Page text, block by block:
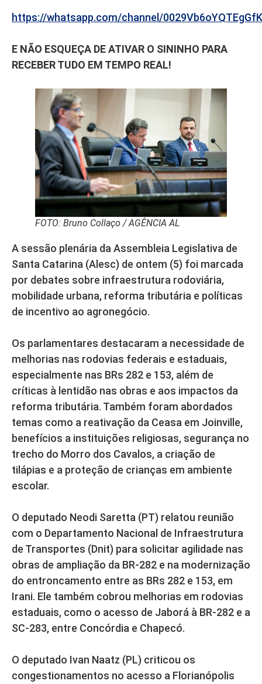
https://whatsapp.com/channel/
E NÃO ESQUEÇA DE ATIVAR O SININHO PARA
RECEBER TUDO EM TEMPO REAL!
FOTO: Bruno Collaço / AGÊNCIA AL
A sessão plenária da Assembleia Legislativa de
Santa Catarina (Alesc) de ontem (5) foi marcada
por debates sobre infraestrutura rodoviária,
mobilidade urbana, reforma tributária e políticas
de incentivo ao agronegócio.
Os parlamentares destacaram a necessidade de
melhorias nas rodovias federais e estaduais,
especialmente nas BRs 282 e 153, além de
críticas à lentidão nas obras e aos impactos da
reforma tributária. Também foram abordados
temas como a reativação da Ceasa em Joinville,
benefícios a instituições religiosas, segurança no
trecho do Morro dos Cavalos, a criação de
tilápias e a proteção de crianças em ambiente
escolar.
O deputado Neodi Saretta (PT) relatou reunião
com o Departamento Nacional de Infraestrutura
de Transportes (Dnit) para solicitar agilidade nas
obras de ampliação da BR-282 e na modernização
do entroncamento entre as BRs 282 e 153, em
Irani. Ele também cobrou melhorias em rodovias
estaduais, como o acesso de Jaborá à BR-282 e a
SC-283, entre Concórdia e Chapecó.
O deputado Ivan Naatz (PL) criticou os
congestionamentos no acesso a Florianópolis